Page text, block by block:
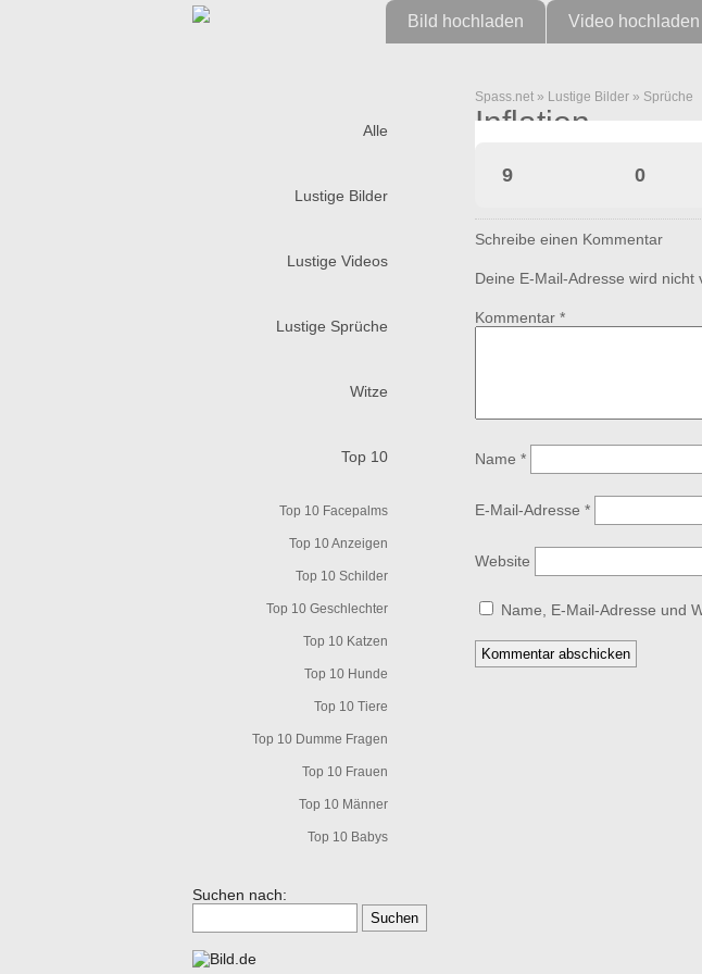
Bild hochladen Video hochladen
Alle
Lustige Bilder
Lustige Videos
Lustige Sprüche
Witze
Top 10
Top 10 Facepalms
Top 10 Anzeigen
Top 10 Schilder
Top 10 Geschlechter
Top 10 Katzen
Top 10 Hunde
Top 10 Tiere
Top 10 Dumme Fragen
Top 10 Frauen
Top 10 Männer
Top 10 Babys
Suchen nach:
Spass.net » Lustige Bilder » Sprüche
Inflation
9 0
Schreibe einen Kommentar
Deine E-Mail-Adresse wird nicht
Kommentar *
Name *
E-Mail-Adresse *
Website
Name, E-Mail-Adresse und